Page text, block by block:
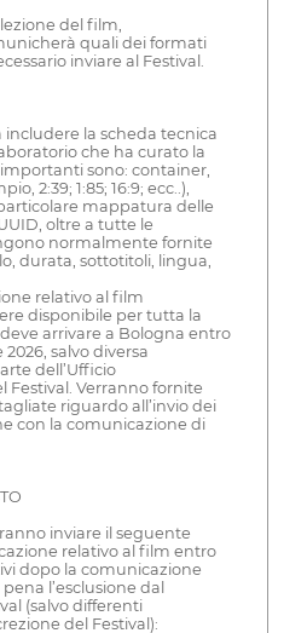
del film,
quali dei formati
inviare al Festival.
la scheda tecnica
che ha curato la
sono: container,
2:39; 1:85; 16:9; ecc..),
mappatura delle
oltre a tutte le
normalmente fornite
durata, sottotitoli, lingua,
relativo al film
disponibile per tutta la
arrivare a Bologna entro
salvo diversa
dell’Ufficio
Festival. Verranno fornite
riguardo all’invio dei
con la comunicazione di
inviare il seguente
relativo al film entro
dopo la comunicazione
l’esclusione dal
(salvo differenti
del Festival):